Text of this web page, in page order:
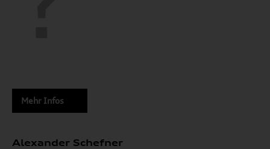
Mehr Infos
Alexander Schefner